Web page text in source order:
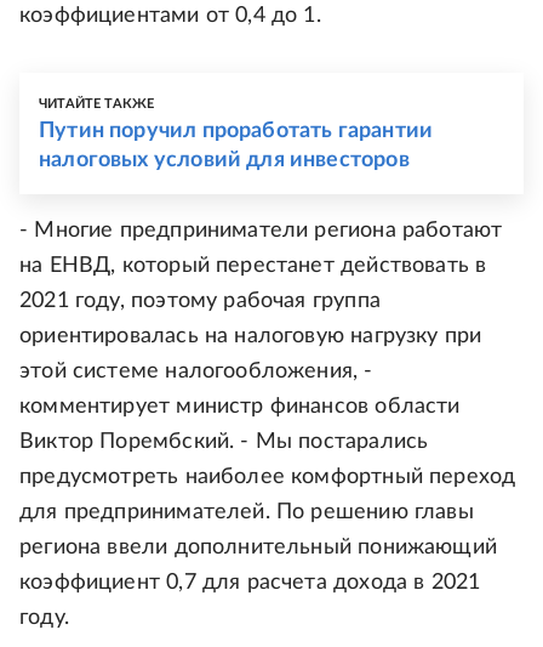
коэффициентами от 0,4 до 1.
ЧИТАЙТЕ ТАКЖЕ
Путин поручил проработать гарантии
налоговых условий для инвесторов
- Многие предприниматели региона работают
на ЕНВД, который перестанет действовать в
2021 году, поэтому рабочая группа
ориентировалась на налоговую нагрузку при
этой системе налогообложения, -
комментирует министр финансов области
Виктор Порембский. - Мы постарались
предусмотреть наиболее комфортный переход
для предпринимателей. По решению главы
региона ввели дополнительный понижающий
коэффициент 0,7 для расчета дохода в 2021
году.